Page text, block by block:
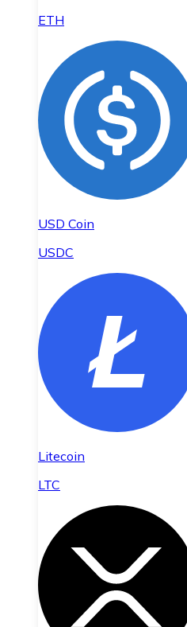
ETH
USD Coin
USDC
Litecoin
LTC